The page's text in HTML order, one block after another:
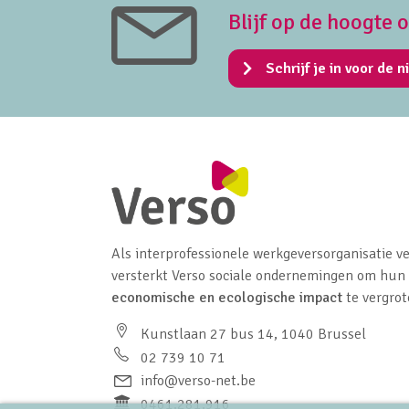
Blijf op de hoogte
Schrijf je in voor de
Als interprofessionele werkgeversorganisatie
versterkt Verso sociale ondernemingen om hun
economische en ecologische impact te
Kunstlaan 27 bus 14, 1040 Brussel
02 739 10 71
info@verso-net.be
0461.281.916